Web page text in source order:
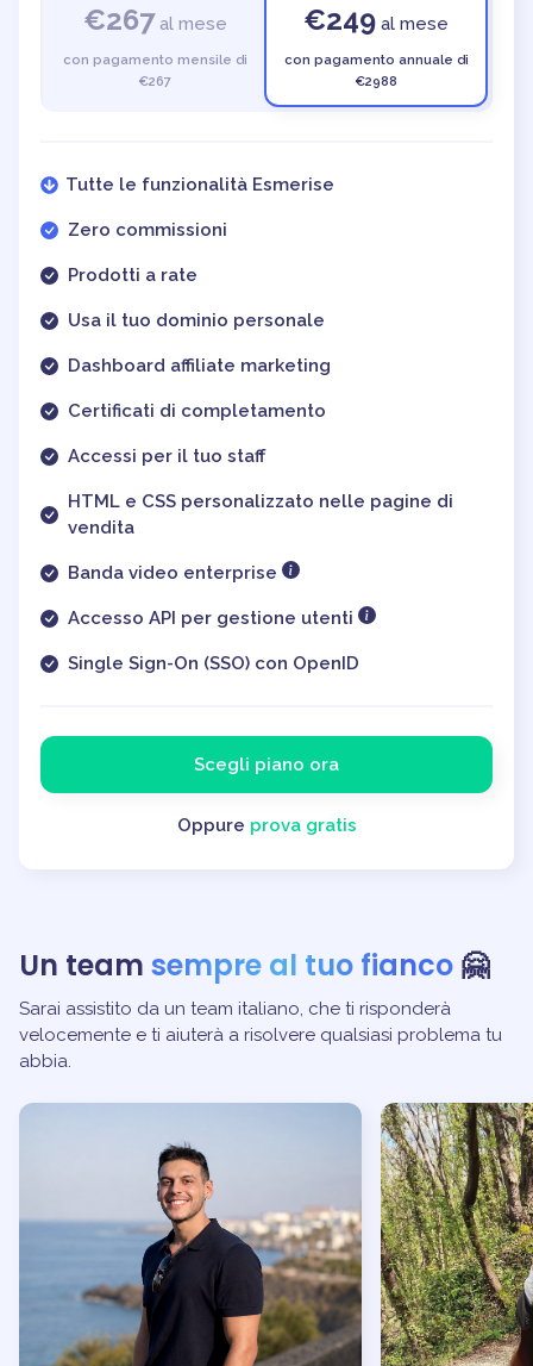
€267al mese
con pagamento mensile di
€267
€249 al mese
con pagamento annuale di
€2988
Tutte le funzionalità Esmerise
Zero commissioni
Prodotti a rate
Usa il tuo dominio personale
Dashboard affiliate marketing
Certificati di completamento
Accessi per il tuo staff
HTML e CSS personalizzato nelle pagine di
vendita
Banda video enterprise
Accesso API per gestione utenti
Single Sign-On (SSO) con OpenID
Scegli piano ora
Oppure prova gratis
Un team sempre al tuo fianco 🤗
Sarai assistito da un team italiano, che ti risponderà
velocemente e ti aiuterà a risolvere qualsiasi problema tu
abbia.